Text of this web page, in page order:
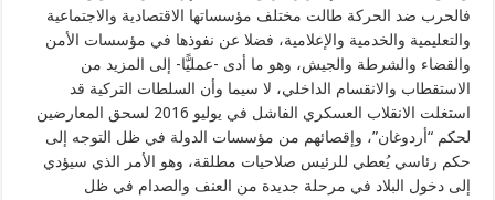
فالحرب ضد الحركة طالت مختلف مؤسساتها الاقتصادية والاجتماعية
والتعليمية والخدمية والإعلامية، فضلا عن نفوذها في مؤسسات الأمن
والقضاء والشرطة والجيش، وهو ما أدى -عمليًّا- إلى المزيد من
الاستقطاب والانقسام الداخلي، لا سيما وأن السلطات التركية قد
استغلت الانقلاب العسكري الفاشل في يوليو 2016 لسحق المعارضين
لحكم “أردوغان”، وإقصائهم من مؤسسات الدولة في ظل التوجه إلى
حكم رئاسي يُعطي للرئيس صلاحيات مطلقة، وهو الأمر الذي سيؤدي
إلى دخول البلاد في مرحلة جديدة من العنف والصدام في ظل